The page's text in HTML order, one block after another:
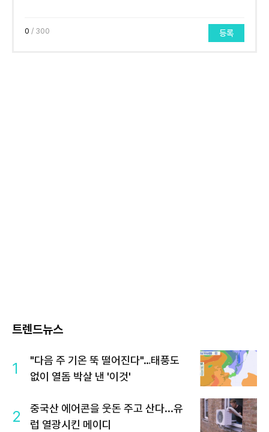
0 / 300 등록
트렌드뉴스
1
"다음 주 기온 뚝 떨어진다"…태풍도
없이 열돔 박살 낸 '이것'
2
중국산 에어콘을 웃돈 주고 산다...유
럽 열광시킨 메이디